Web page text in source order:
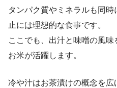
タンパク質やミネラルも同
止には理想的な食事です。
ここでも、出汁と味噌の風
お米が活躍します。
冷や汁はお茶漬けの概念を